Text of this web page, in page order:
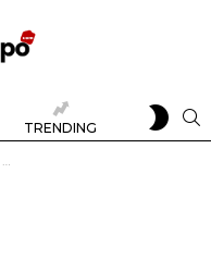
TRENDING
SKIN